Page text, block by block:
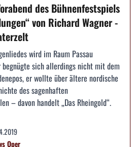
des Bühnenfestspiels
von Richard Wagner -
wird im Raum Passau
sich allerdings nicht mit dem
er wollte über ältere nordische
des sagenhaften
– davon handelt „Das Rheingold“.
Oper